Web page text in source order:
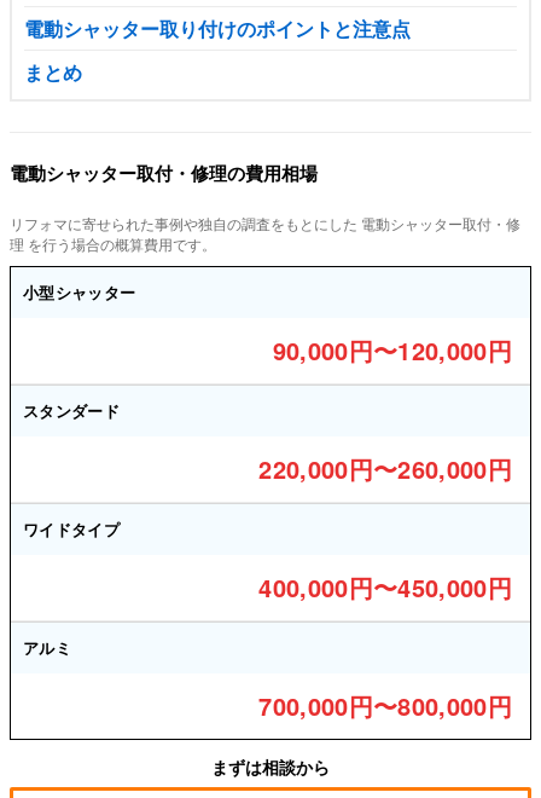
電動シャッター取り付けのポイントと注意点
まとめ
電動シャッター取付・修理の費用相場
リフォマに寄せられた事例や独自の調査をもとにした 電動シャッター取付・修
理 を行う場合の概算費用です。
小型シャッター
90,000円〜120,000円
スタンダード
220,000円〜260,000円
ワイドタイプ
400,000円〜450,000円
アルミ
700,000円〜800,000円
まずは相談から